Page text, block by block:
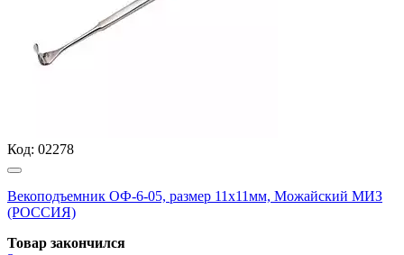
Код: 02278
Векоподъемник ОФ-6-05, размер 11х11мм, Можайский МИЗ
(РОССИЯ)
Товар закончился